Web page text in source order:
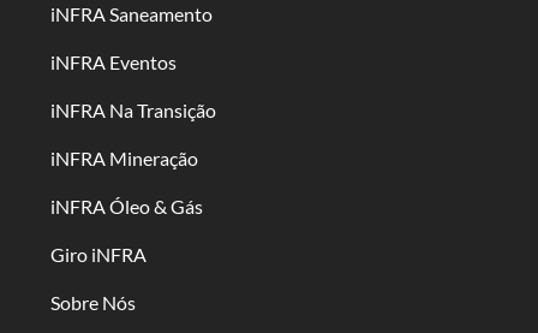
iNFRA Saneamento
iNFRA Eventos
iNFRA Na Transição
iNFRA Mineração
iNFRA Óleo & Gás
Giro iNFRA
Sobre Nós